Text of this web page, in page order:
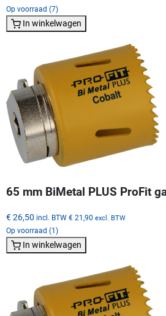
Op voorraad (7)
In winkelwagen
65 mm BiMetal PLUS ProFit
€ 26,50 incl. BTW € 21,90 excl. BTW
Op voorraad (1)
In winkelwagen